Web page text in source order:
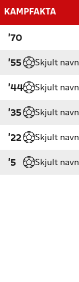
KAMPFAKTA
'70
'55 Skjult navn
'44 Skjult navn
'35 Skjult navn
'22 Skjult navn
'5 Skjult navn